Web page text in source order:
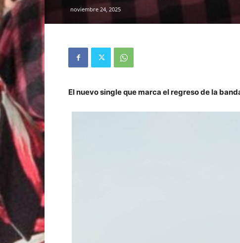
noviembre 24, 2025
El nuevo single que marca el regreso de la